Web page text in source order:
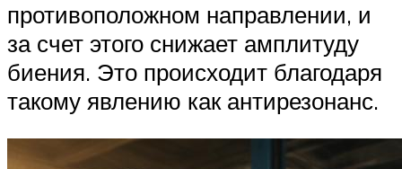
противоположном направлении, и
за счет этого снижает амплитуду
биения. Это происходит благодаря
такому явлению как антирезонанс.